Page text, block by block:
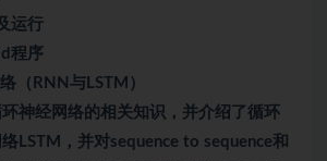
运行
程序
（RNN与LSTM）
神经网络的相关知识，并介绍了循环
LSTM，并对sequence to sequence和